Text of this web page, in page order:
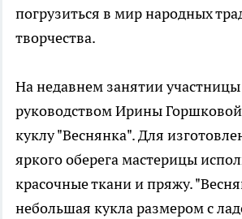
погрузиться в мир народных
творчества.
На недавнем занятии
руководством Ирины Горшковой
куклу "Веснянка". Для
яркого оберега мастерицы
красочные ткани и пряжу.
небольшая кукла размером с